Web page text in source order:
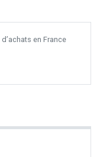
d’achats en France